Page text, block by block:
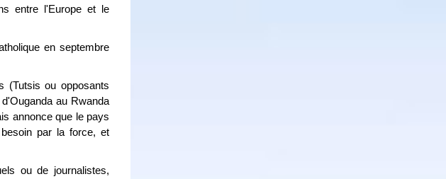
entre l'Europe et le
en septembre
(Tutsis ou opposants
au Rwanda
annonce que le pays
par la force, et
ou de journalistes,